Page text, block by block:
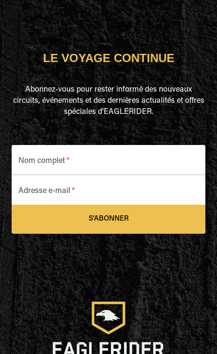
LE VOYAGE CONTINUE
Abonnez-vous pour rester informé des nouveaux
circuits, événements et des dernières actualités et offres
spéciales d'EAGLERIDER.
Nom complet*
Adresse e-mail *
S'ABONNER